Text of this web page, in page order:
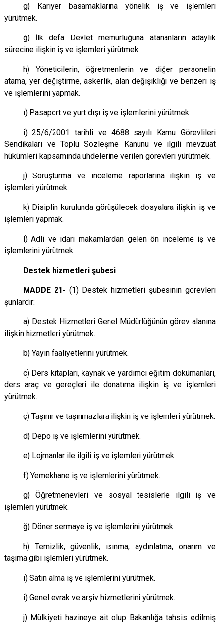
g) Kariyer basamaklarına yönelik iş ve işlemleri
yürütmek.
ğ) İlk defa Devlet memurluğuna atananların adaylık
sürecine ilişkin iş ve işlemleri yürütmek.
h) Yöneticilerin, öğretmenlerin ve diğer personelin
atama, yer değiştirme, askerlik, alan değişikliği ve benzeri iş
ve işlemlerini yapmak.
ı) Pasaport ve yurt dışı iş ve işlemlerini yürütmek.
i) 25/6/2001 tarihli ve 4688 sayılı Kamu Görevlileri
Sendikaları ve Toplu Sözleşme Kanunu ve ilgili mevzuat
hükümleri kapsamında uhdelerine verilen görevleri yürütmek.
j) Soruşturma ve inceleme raporlarına ilişkin iş ve
işlemleri yürütmek.
k) Disiplin kurulunda görüşülecek dosyalara ilişkin iş ve
işlemleri yapmak.
l) Adli ve idari makamlardan gelen ön inceleme iş ve
işlemlerini yürütmek.
Destek hizmetleri şubesi
MADDE 21- (1) Destek hizmetleri şubesinin görevleri
şunlardır:
a) Destek Hizmetleri Genel Müdürlüğünün görev alanına
ilişkin hizmetleri yürütmek.
b) Yayın faaliyetlerini yürütmek.
c) Ders kitapları, kaynak ve yardımcı eğitim dokümanları,
ders araç ve gereçleri ile donatıma ilişkin iş ve işlemleri
yürütmek.
ç) Taşınır ve taşınmazlara ilişkin iş ve işlemleri yürütmek.
d) Depo iş ve işlemlerini yürütmek.
e) Lojmanlar ile ilgili iş ve işlemleri yürütmek.
f) Yemekhane iş ve işlemlerini yürütmek.
g) Öğretmenevleri ve sosyal tesislerle ilgili iş ve
işlemleri yürütmek.
ğ) Döner sermaye iş ve işlemlerini yürütmek.
h) Temizlik, güvenlik, ısınma, aydınlatma, onarım ve
taşıma gibi işlemleri yürütmek.
ı) Satın alma iş ve işlemlerini yürütmek.
i) Genel evrak ve arşiv hizmetlerini yürütmek.
j) Mülkiyeti hazineye ait olup Bakanlığa tahsis edilmiş